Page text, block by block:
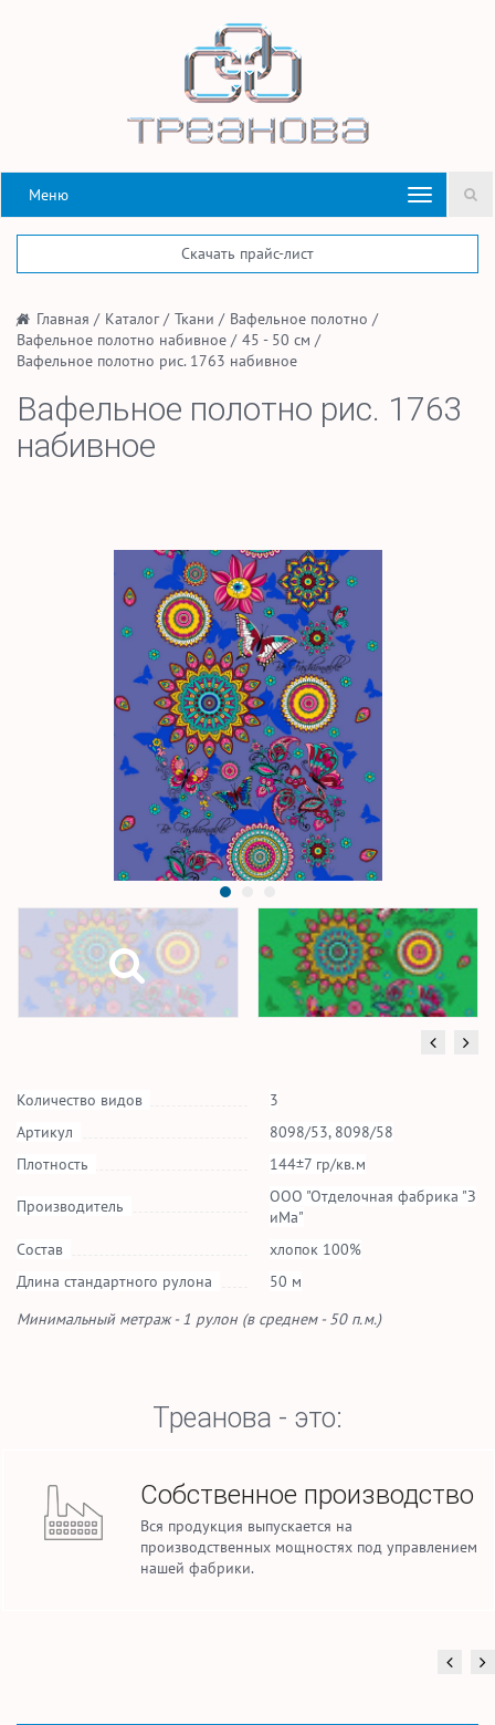
Меню
Скачать прайс-лист
/ Главная / Каталог/ Ткани / Вафельное полотно /
Вафельное полотно набивное / 45 - 50 см /
Вафельное полотно рис. 1763 набивное
Вафельное полотно рис. 1763
набивное
Количество видов
3
Артикул
8098/53, 8098/58
Плотность
144±7 гр/кв.м
Производитель
ООО "Отделочная фабрика "З
иМа"
Состав
хлопок 100%
Длина стандартного рулона
50 м
Минимальный метраж - 1 рулон (в среднем - 50 п.м.)
Треанова - это:
Собственное производство
Вся продукция выпускается на
производственных мощностях под управлением
нашей фабрики.